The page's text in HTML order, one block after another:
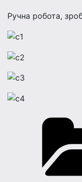
Ручна робота,